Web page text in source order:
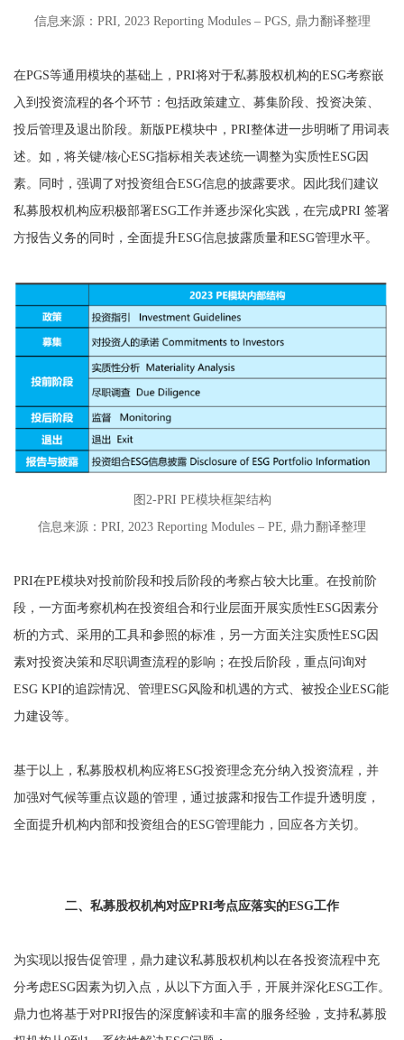
信息来源：PRI, 2023 Reporting Modules – PGS, 鼎力翻译整理
在PGS等通用模块的基础上，PRI将对于私募股权机构的ESG考察嵌
入到投资流程的各个环节：包括政策建立、募集阶段、投资决策、
投后管理及退出阶段。新版PE模块中，PRI整体进一步明晰了用词表
述。如，将关键/核心ESG指标相关表述统一调整为实质性ESG因
素。同时，强调了对投资组合ESG信息的披露要求。因此我们建议
私募股权机构应积极部署ESG工作并逐步深化实践，在完成PRI 签署
方报告义务的同时，全面提升ESG信息披露质量和ESG管理水平。
图2-PRI PE模块框架结构
信息来源：PRI, 2023 Reporting Modules – PE, 鼎力翻译整理
PRI在PE模块对投前阶段和投后阶段的考察占较大比重。在投前阶
段，一方面考察机构在投资组合和行业层面开展实质性ESG因素分
析的方式、采用的工具和参照的标准，另一方面关注实质性ESG因
素对投资决策和尽职调查流程的影响；在投后阶段，重点问询对
ESG KPI的追踪情况、管理ESG风险和机遇的方式、被投企业ESG能
力建设等。
基于以上，私募股权机构应将ESG投资理念充分纳入投资流程，并
加强对气候等重点议题的管理，通过披露和报告工作提升透明度，
全面提升机构内部和投资组合的ESG管理能力，回应各方关切。
二、私募股权机构对应PRI考点应落实的ESG工作
为实现以报告促管理，鼎力建议私募股权机构以在各投资流程中充
分考虑ESG因素为切入点，从以下方面入手，开展并深化ESG工作。
鼎力也将基于对PRI报告的深度解读和丰富的服务经验，支持私募股